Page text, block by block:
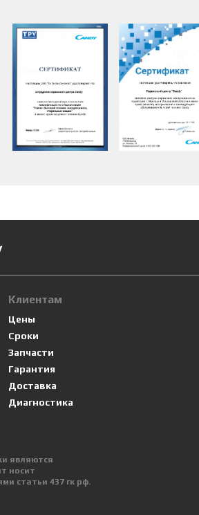
Клиентам
Цены
Сроки
Запчасти
Гарантия
Доставка
Диагностика
являются
носит
статьи 437 гк рф.